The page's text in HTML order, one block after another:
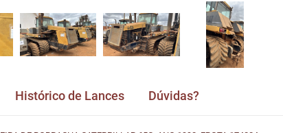
Histórico de Lances Dúvidas?